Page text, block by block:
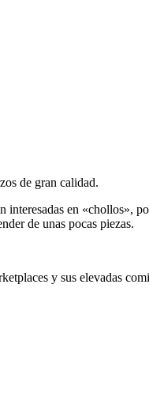
de gran calidad.
interesadas en «chollos»,
de unas pocas piezas.
y sus elevadas